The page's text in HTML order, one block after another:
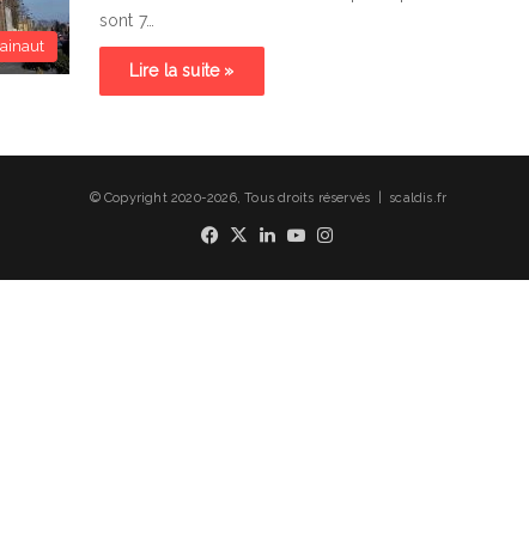
sont 7…
Lire la suite »
© Copyright 2020-2026, Tous droits réservés | scaldis.fr
FacebookLinkedinYouTube